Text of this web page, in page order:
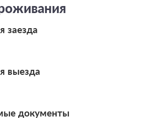
заезда
выезда
документы